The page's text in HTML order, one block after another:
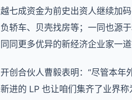
越七成资金为前史出资人继续加
负轿车、贝壳找房等；一同也源
同同更多优异的新经济企业家一
开创合伙人曹毅表明：“尽管本年
新进的 LP 也让咱们集齐了业界